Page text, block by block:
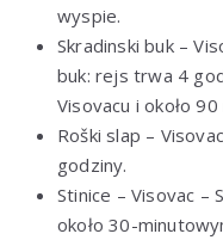
wyspie.
Skradinski buk –
buk: rejs trwa 4
Visovacu i około
Roški slap –
godziny.
Stinice – Visovac –
około 30-